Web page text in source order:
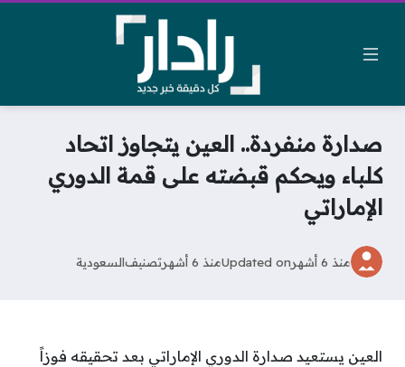
صدارة منفردة.. العين يتجاوز اتحاد
كلباء ويحكم قبضته على قمة الدوري
الإماراتي
منذ 6 أشهر Updated onمنذ 6 أشهر تصنيفالسعودية
العين يستعيد صدارة الدوري الإماراتي بعد تحقيقه فوزاً